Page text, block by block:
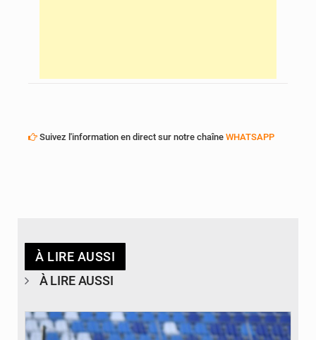
Suivez l'information en direct sur notre chaîne WHATSAPP
À LIRE AUSSI
À LIRE AUSSI